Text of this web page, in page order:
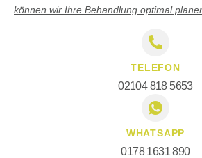
können wir Ihre Behandlung optimal
TELEFON
02104 818 5653
WHATSAPP
0178 1631 890